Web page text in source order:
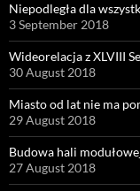
Niepodległa dla
3 September 2018
Wideorelacja z XLVIII
30 August 2018
Miasto od lat nie ma
29 August 2018
Budowa hali
27 August 2018